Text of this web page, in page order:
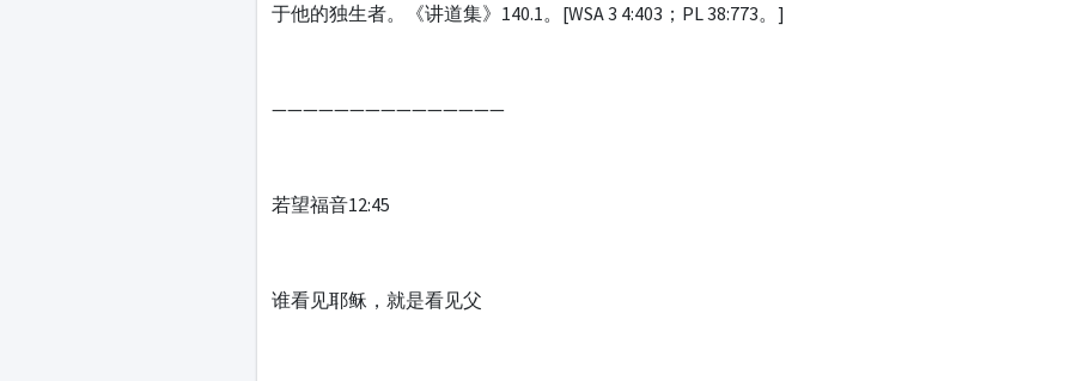
于他的独生者。《讲道集》140.1。[WSA 3 4:403；PL 38:773。]
———————————————
若望福音12:45
谁看见耶稣，就是看见父